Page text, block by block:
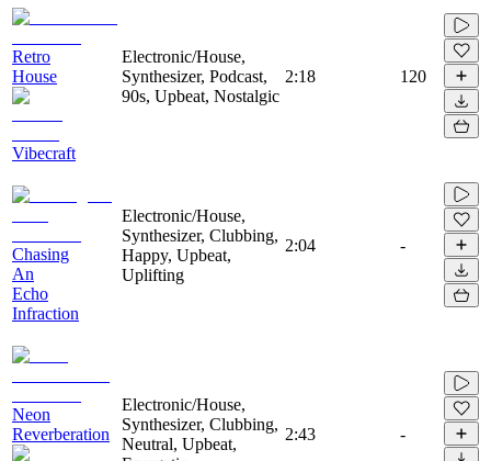
Retro
House
Vibecraft
Electronic/House,
Synthesizer, Podcast,
90s, Upbeat, Nostalgic
2:18 120
Chasing
An
Echo
Infraction
Electronic/House,
Synthesizer, Clubbing,
Happy, Upbeat,
Uplifting
2:04 -
Neon
Reverberation
Electronic/House,
Synthesizer, Clubbing,
Neutral, Upbeat,
2:43 -